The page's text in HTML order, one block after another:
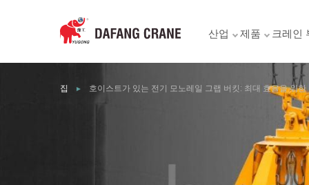
산업 제품 크레인
집 ► 호이스트가 있는 전기 모노레일 그랩 버킷: 최대 효율을 위